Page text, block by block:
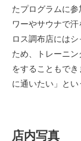
たプログラムに
ワーやサウナで
ロス調布店には
ため、トレーニ
をすることもで
に通いたい」とい
店内写真